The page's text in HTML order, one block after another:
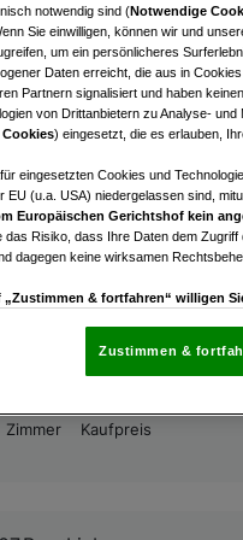
modern: 2-Zimmer-
– nachhaltig mit
2
Zimmer
€ 271.900,00
Kaufpreis
bester Lage von Graz-
– nachhaltig
Zimmer Kaufpreis
notwendig sind (Notwendige
Sie einwilligen, können wir und
um ein persönlicheres
Daten erreicht, die aus in
Partnern signalisiert und haben
von Drittanbietern zu Analyse-
) eingesetzt, die es erlauben,
eingesetzten Cookies und
EU (u.a. USA) niedergelassen sind,
Europäischen Gerichtshof kein
das Risiko, dass Ihre Daten dem
dagegen keine wirksamen
„Zustimmen & fortfahren“ willigen
die sich auf jeder Seite unten im Footer
Partner verarbeiten
Zustimmen &